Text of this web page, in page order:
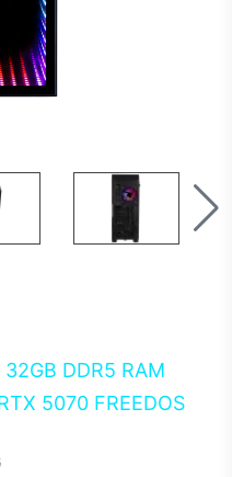
32GB DDR5 RAM
5070 FREEDOS